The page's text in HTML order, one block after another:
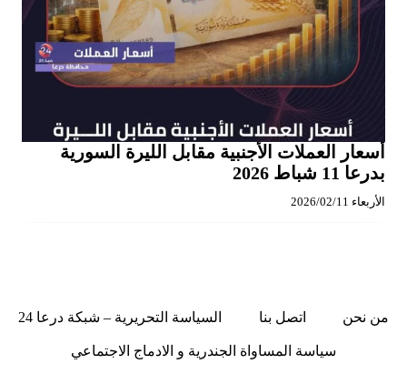
أسعار العملات الأجنبية مقابل الليرة السورية
بدرعا 11 شباط 2026
الأربعاء 2026/02/11
من نحن اتصل بنا السياسة التحريرية – شبكة درعا 24
سياسة المساواة الجندرية و الادماج الاجتماعي